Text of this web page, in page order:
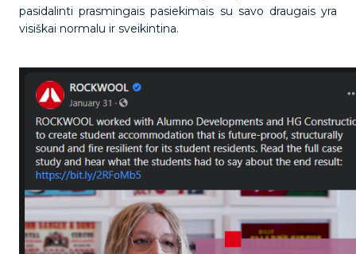
pasidalinti prasmingais pasiekimais su savo draugais yra
visiškai normalu ir sveikintina.